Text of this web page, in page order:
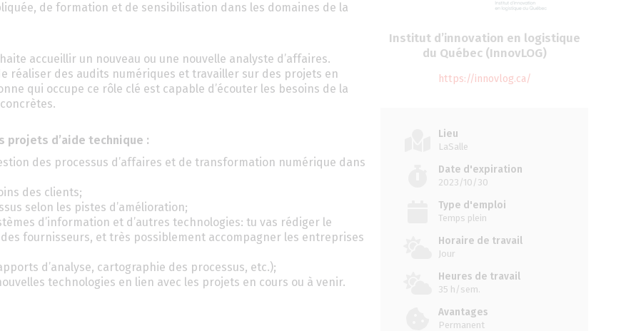
de formation et de sensibilisation dans les domaines de la
accueillir un nouveau ou une nouvelle analyste d’affaires.
réaliser des audits numériques et travailler sur des projets en
qui occupe ce rôle clé est capable d’écouter les besoins de la
projets d’aide technique :
des processus d’affaires et de transformation numérique dans
des clients;
selon les pistes d’amélioration;
d’information et d’autres technologies: tu vas rédiger le
fournisseurs, et très possiblement accompagner les entreprises
d’analyse, cartographie des processus, etc.);
technologies en lien avec les projets en cours ou à venir.
Institut d’innovation en logistique
du Québec (InnovLOG)
https://innovlog.ca/
Lieu
LaSalle
Date d'expiration
2023/10/30
Type d'emploi
Temps plein
Horaire de travail
Jour
Heures de travail
35 h/sem.
Avantages
Permanent